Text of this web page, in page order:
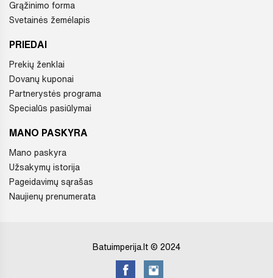
Grąžinimo forma
Svetainės žemėlapis
PRIEDAI
Prekių ženklai
Dovanų kuponai
Partnerystės programa
Specialūs pasiūlymai
MANO PASKYRA
Mano paskyra
Užsakymų istorija
Pageidavimų sąrašas
Naujienų prenumerata
Batuimperija.lt © 2024